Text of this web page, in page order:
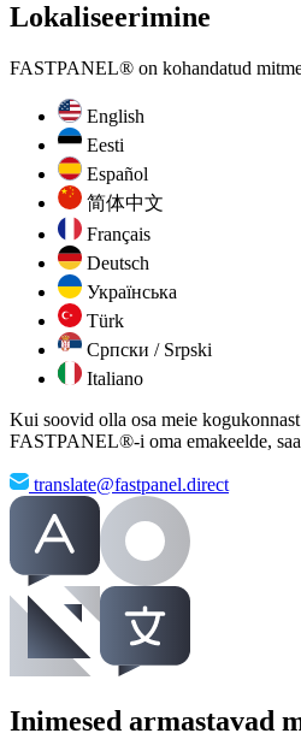
Lokaliseerimine
FASTPANEL® on kohandatud
English
Eesti
Español
简体中文
Français
Deutsch
Українська
Türk
Српски / Srpski
Italiano
Kui soovid olla osa meie
FASTPANEL®-i oma emakeelde,
translate@fastpanel.direct
Inimesed armastavad